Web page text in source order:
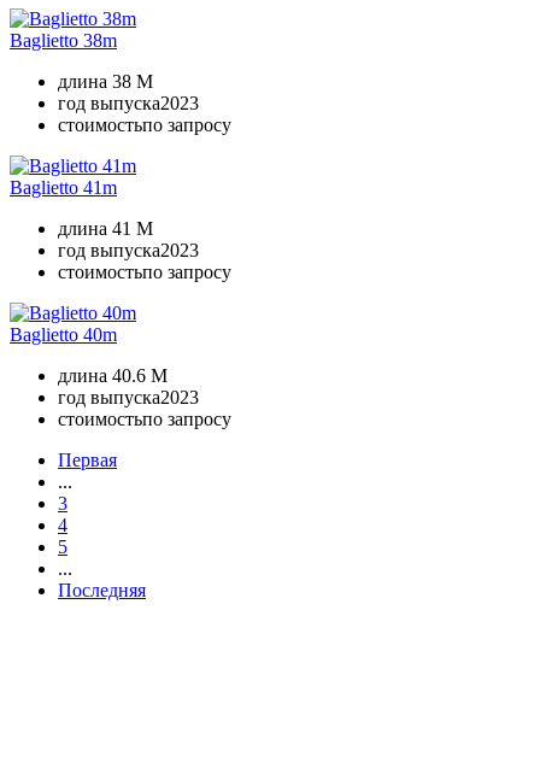
Baglietto 38m
длина 38 M
год выпуска2023
стоимостьпо запросу
Baglietto 41m
длина 41 M
год выпуска2023
стоимостьпо запросу
Baglietto 40m
длина 40.6 M
год выпуска2023
стоимостьпо запросу
Первая
...
3
4
5
...
Последняя